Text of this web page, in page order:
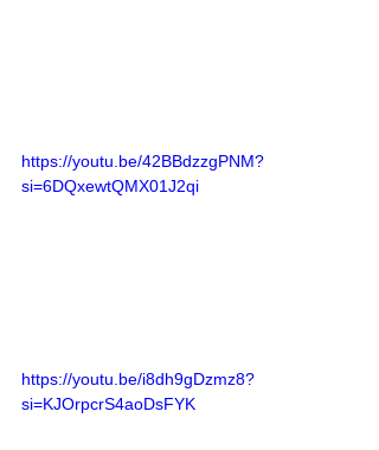
https://youtu.be/42BBdzzgPNM?
si=6DQxewtQMX01J2qi
https://youtu.be/i8dh9gDzmz8?
si=KJOrpcrS4aoDsFYK